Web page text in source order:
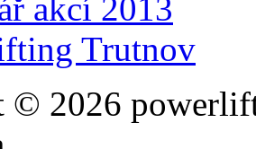
akcí 2013
Trutnov
2026